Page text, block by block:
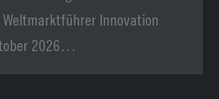
Weltmarktführer Innovation
2026…